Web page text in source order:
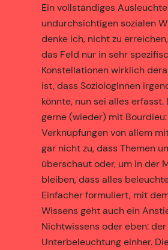
Ein vollständiges
undurchsichtigen sozialen
denke ich, nicht zu
das Feld nur in sehr
Konstellationen wirklich
ist, dass SoziologInnen
könnte, nun sei alles erfasst.
gerne (wieder) mit
Verknüpfungen von allem
gar nicht zu, dass Themen
überschaut oder, um in der
bleiben, dass alles
Einfacher formuliert, mit
Wissens geht auch ein
Nichtwissens oder eben: der
Unterbeleuchtung einher.